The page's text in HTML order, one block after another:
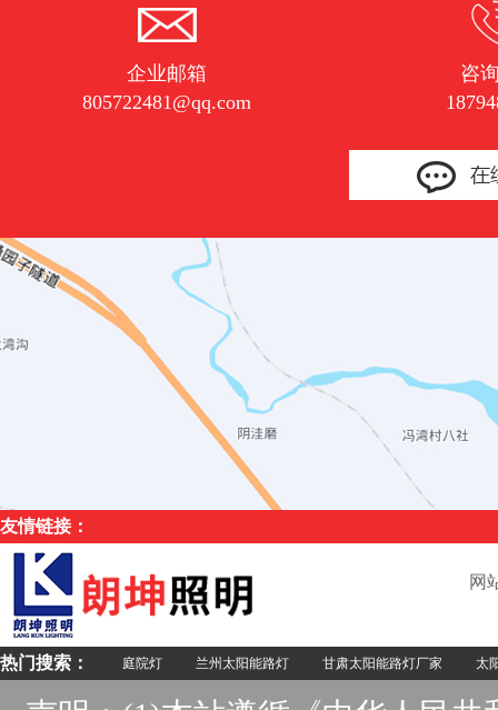
企业邮箱
805722481@qq.com
咨
友情链接：
网
热门搜索： 庭院灯 兰州太阳能路灯 甘肃太阳能路灯厂家 太